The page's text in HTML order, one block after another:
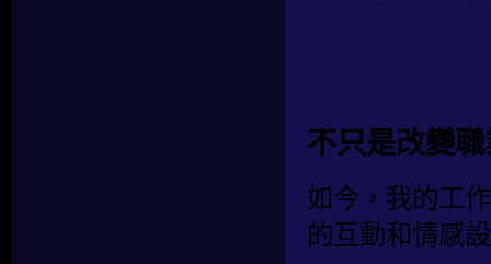
不只是改變
如今，我的工
的互動和情感